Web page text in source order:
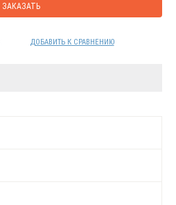
ЗАКАЗАТЬ
ДОБАВИТЬ К СРАВНЕНИЮ